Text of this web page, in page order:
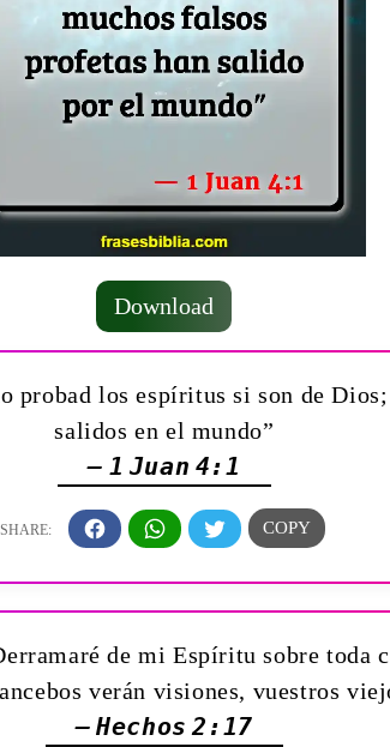
Download
probad los espíritus si son de
salidos en el mundo”
— 1 Juan 4:1
de mi Espíritu sobre toda
verán visiones, vuestros
— Hechos 2:17